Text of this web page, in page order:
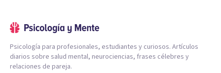
Psicología para profesionales, estudiantes y curiosos. Artículos
diarios sobre salud mental, neurociencias, frases célebres y
relaciones de pareja.